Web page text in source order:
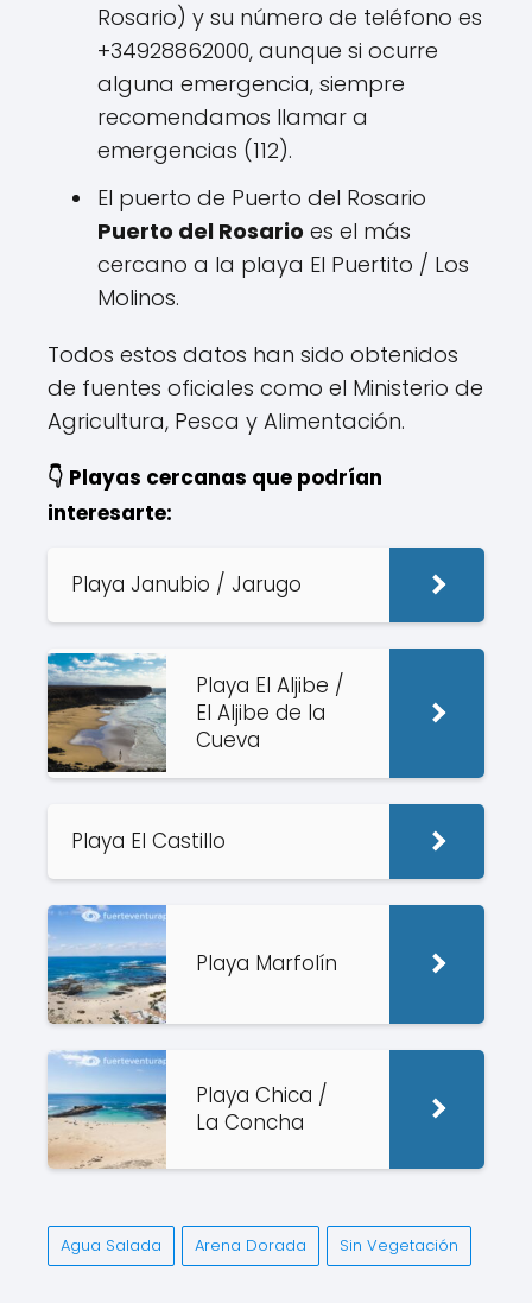
Rosario) y su número de teléfono es
+34928862000, aunque si ocurre
alguna emergencia, siempre
recomendamos llamar a
emergencias (112).
El puerto de Puerto del Rosario
Puerto del Rosario es el más
cercano a la playa El Puertito / Los
Molinos.
Todos estos datos han sido obtenidos
de fuentes oficiales como el Ministerio de
Agricultura, Pesca y Alimentación.
👇 Playas cercanas que podrían
interesarte:
Playa Janubio / Jarugo
Playa El Aljibe /
El Aljibe de la
Cueva
Playa El Castillo
Playa Marfolín
Playa Chica /
La Concha
Agua Salada Arena Dorada Sin Vegetación